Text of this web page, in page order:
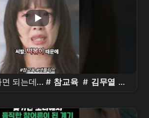
실수는 만회하면 되는데... # 참교육 # 김무열 #
#koreandrama #kdrama